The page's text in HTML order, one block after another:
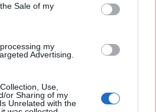
Sale of my
my
Advertising.
Use,
or Sharing of my
Unrelated with the
Bayonne
Mai 2026